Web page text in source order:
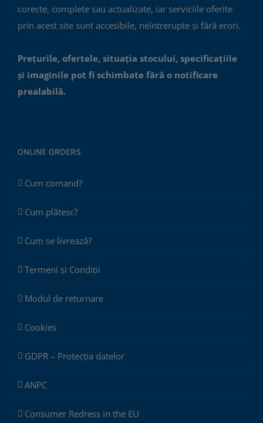
corecte, complete sau actualizate, iar serviciile oferite
prin acest site sunt accesibile, neîntrerupte și fără erori.
Prețurile, ofertele, situația stocului, specificațiile
și imaginile pot fi schimbate fără o notificare
prealabilă.
ONLINE ORDERS
Cum comand?
Cum plătesc?
Cum se livrează?
Termeni și Condiții
Modul de returnare
Cookies
GDPR – Protecția datelor
ANPC
Consumer Redress in the EU